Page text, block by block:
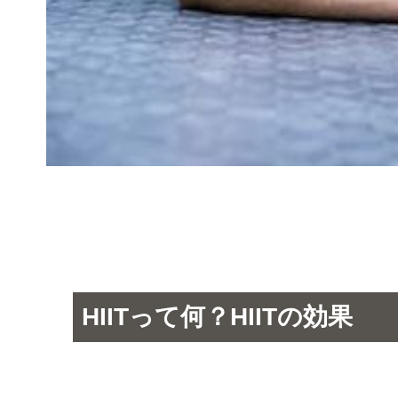
HIITって何？HIITの効果